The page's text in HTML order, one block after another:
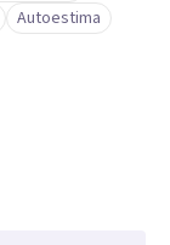
Autoestima